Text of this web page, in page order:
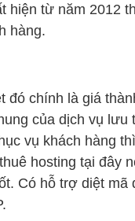
hiện từ năm 2012
hàng.
đó chính là giá
của dịch vụ lưu
vụ khách hàng
hosting tại đây
Có hỗ trợ diệt mã